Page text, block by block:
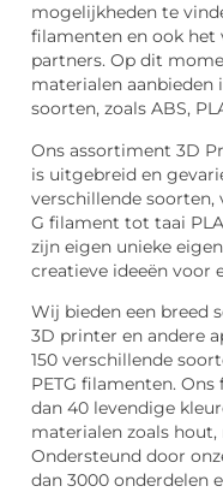
mogelijkheden te
filamenten en ook het
partners. Op dit
materialen aanbieden
soorten, zoals ABS,
Ons assortiment 3D
is uitgebreid en
verschillende soorten,
G filament tot taai
zijn eigen unieke
creatieve ideeën voor
Wij bieden een breed
3D printer en andere
150 verschillende
PETG filamenten.
dan 40 levendige
materialen zoals
Ondersteund door
dan 3000 onderdelen